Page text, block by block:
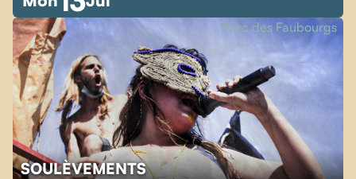
SOULÈVEMENTS
Parc des Faubourgs